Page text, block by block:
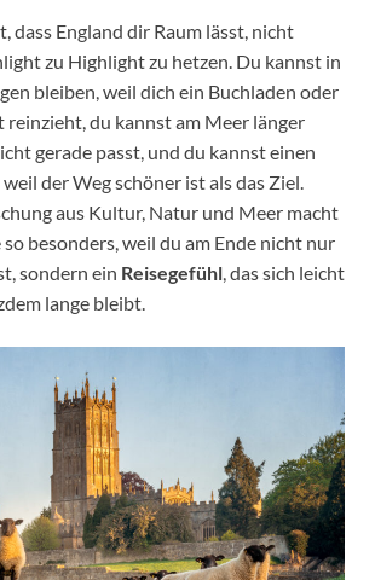
dass England dir Raum lässt, nicht
zu Highlight zu hetzen. Du kannst in
bleiben, weil dich ein Buchladen oder
du kannst am Meer länger
gerade passt, und du kannst einen
der Weg schöner ist als das Ziel.
aus Kultur, Natur und Meer macht
besonders, weil du am Ende nicht nur
sondern ein Reisegefühl, das sich leicht
lange bleibt.